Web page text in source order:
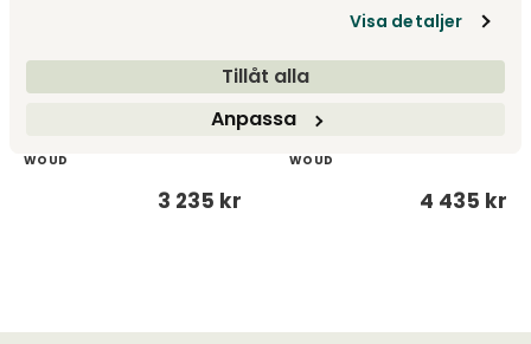
Visa detaljer
Tillåt alla
Anpassa
WOUD
3 235 kr
Lædersæde Sort
WOUD
4 435 kr